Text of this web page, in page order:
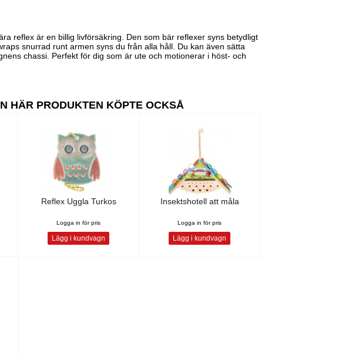
reflex är en billig livförsäkring. Den som bär reflexer syns betydligt
snurrad runt armen syns du från alla håll. Du kan även sätta
chassi. Perfekt för dig som är ute och motionerar i höst- och
HÄR PRODUKTEN KÖPTE OCKSÅ
Reflex Uggla Turkos
Logga in för pris
Lägg i kundvagn
Insektshotell att måla
Logga in för pris
Lägg i kundvagn